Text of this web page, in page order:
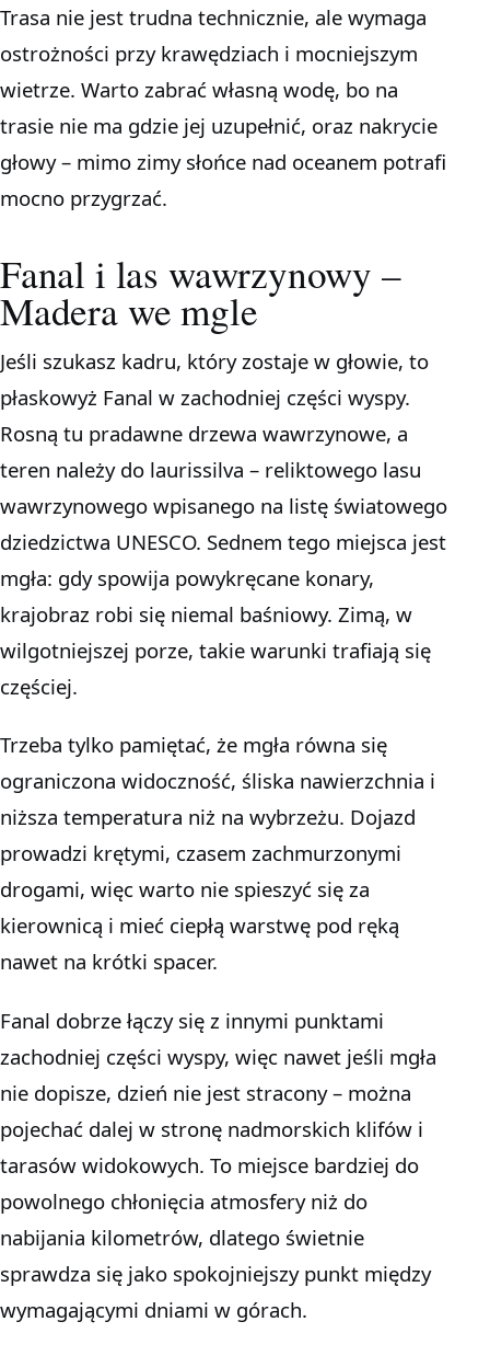
Trasa nie jest trudna technicznie, ale wymaga
ostrożności przy krawędziach i mocniejszym
wietrze. Warto zabrać własną wodę, bo na
trasie nie ma gdzie jej uzupełnić, oraz nakrycie
głowy – mimo zimy słońce nad oceanem potrafi
mocno przygrzać.
Fanal i las wawrzynowy –
Madera we mgle
Jeśli szukasz kadru, który zostaje w głowie, to
płaskowyż Fanal w zachodniej części wyspy.
Rosną tu pradawne drzewa wawrzynowe, a
teren należy do laurissilva – reliktowego lasu
wawrzynowego wpisanego na listę światowego
dziedzictwa UNESCO. Sednem tego miejsca jest
mgła: gdy spowija powykręcane konary,
krajobraz robi się niemal baśniowy. Zimą, w
wilgotniejszej porze, takie warunki trafiają się
częściej.
Trzeba tylko pamiętać, że mgła równa się
ograniczona widoczność, śliska nawierzchnia i
niższa temperatura niż na wybrzeżu. Dojazd
prowadzi krętymi, czasem zachmurzonymi
drogami, więc warto nie spieszyć się za
kierownicą i mieć ciepłą warstwę pod ręką
nawet na krótki spacer.
Fanal dobrze łączy się z innymi punktami
zachodniej części wyspy, więc nawet jeśli mgła
nie dopisze, dzień nie jest stracony – można
pojechać dalej w stronę nadmorskich klifów i
tarasów widokowych. To miejsce bardziej do
powolnego chłonięcia atmosfery niż do
nabijania kilometrów, dlatego świetnie
sprawdza się jako spokojniejszy punkt między
wymagającymi dniami w górach.